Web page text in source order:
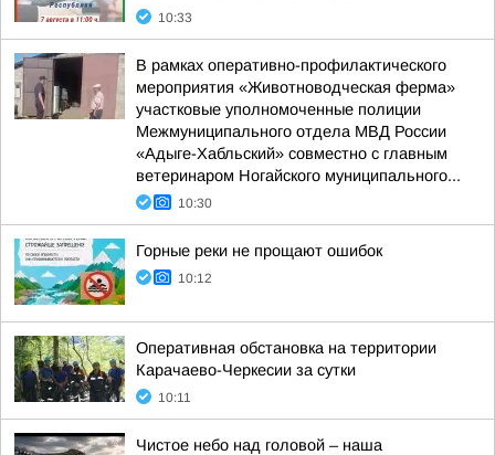
10:33
В рамках оперативно-профилактического
мероприятия «Животноводческая ферма»
участковые уполномоченные полиции
Межмуниципального отдела МВД России
«Адыге-Хабльский» совместно с главным
ветеринаром Ногайского муниципального...
10:30
Горные реки не прощают ошибок
10:12
Оперативная обстановка на территории
Карачаево-Черкесии за сутки
10:11
Чистое небо над головой – наша